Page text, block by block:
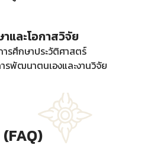
และโอกาสวิจัย
ารศึกษาประวัติศาสตร์
รพัฒนาตนเองและงานวิจัย